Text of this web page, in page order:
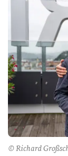
© Richard